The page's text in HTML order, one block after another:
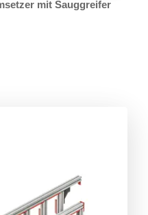
mit Sauggreifer